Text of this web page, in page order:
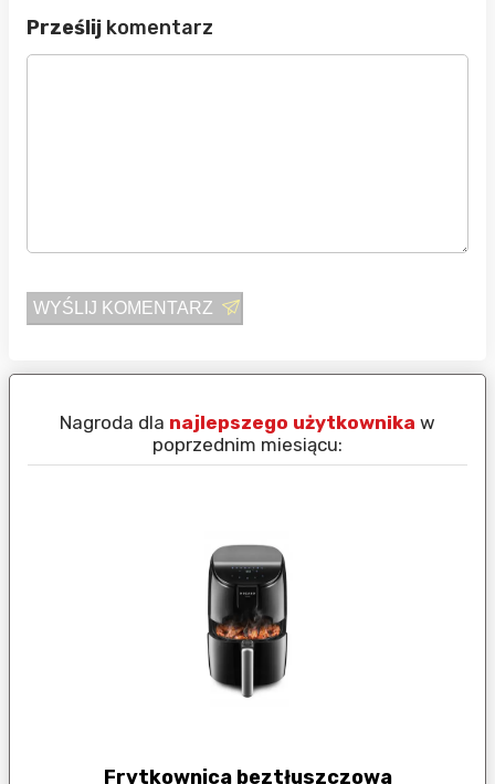
Prześlij komentarz
WYŚLIJ KOMENTARZ
Nagroda dla najlepszego użytkownika w
poprzednim miesiącu:
Frytkownica beztłuszczowa